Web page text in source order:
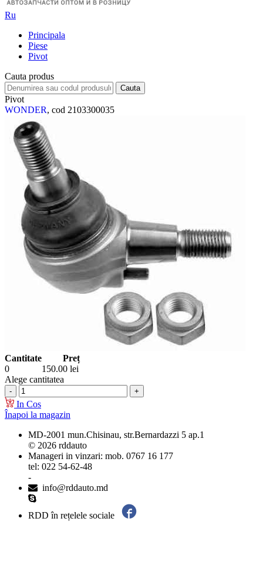
Ru
Principala
Piese
Pivot
Cauta produs
Pivot
WONDER, cod 2103300035
Cantitate
Preț
0
150.00 lei
Alege cantitatea
In Cos
Înapoi la magazin
MD-2001 mun.Chisinau, str.Bernardazzi 5 ap.1
© 2026 rddauto
Manageri in vinzari: mob. 0767 16 177
tel: 022 54-62-48
-
info@rddauto.md
RDD în rețelele sociale